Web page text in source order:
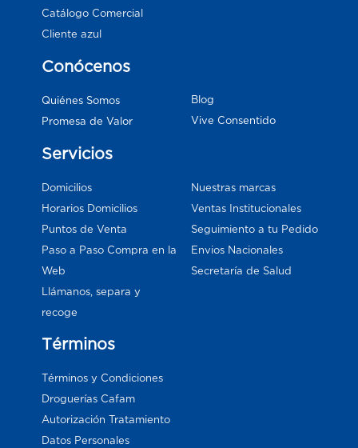
Catálogo Comercial
Cliente azul
Conócenos
Quiénes Somos
Promesa de Valor
Blog
Vive Consentido
Servicios
Domicilios
Horarios Domicilios
Puntos de Venta
Paso a Paso Compra en la
Web
Llámanos, separa y
recoge
Nuestras marcas
Ventas Institucionales
Seguimiento a tu Pedido
Envios Nacionales
Secretaría de Salud
Términos
Términos y Condiciones
Droguerías Cafam
Autorización Tratamiento
Datos Personales